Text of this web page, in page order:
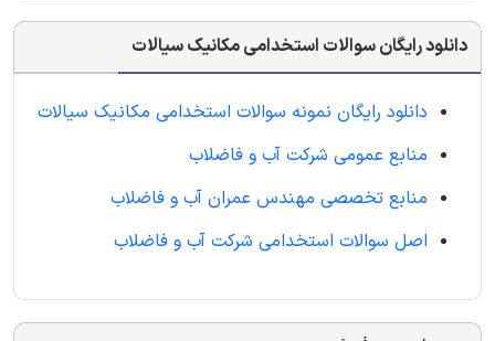
دانلود رایگان سوالات استخدامی مکانیک سیالات
دانلود رایگان نمونه سوالات استخدامی مکانیک سیالات
منابع عمومی شرکت آب و فاضلاب
منابع تخصصی مهندس عمران آب و فاضلاب
اصل سوالات استخدامی شرکت آب و فاضلاب